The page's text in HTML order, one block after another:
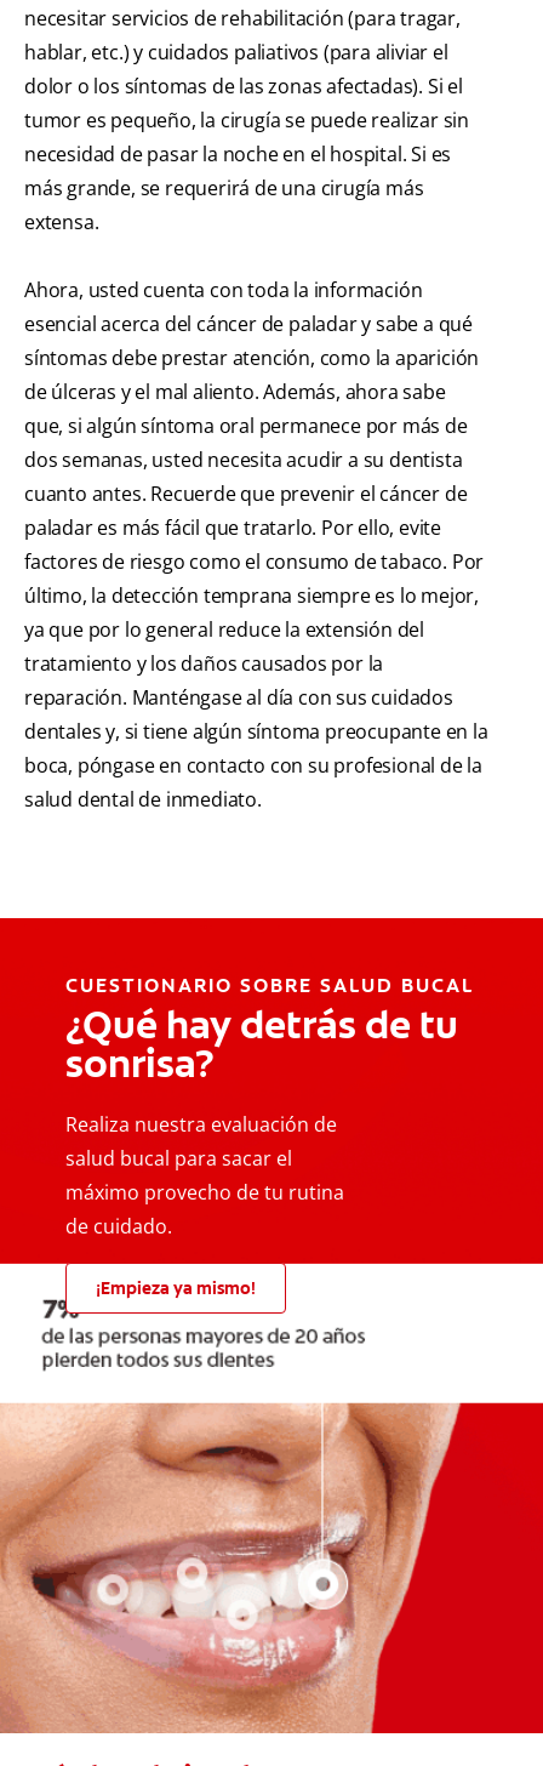
necesitar servicios de rehabilitación (para tragar,
hablar, etc.) y cuidados paliativos (para aliviar el
dolor o los síntomas de las zonas afectadas). Si el
tumor es pequeño, la cirugía se puede realizar sin
necesidad de pasar la noche en el hospital. Si es
más grande, se requerirá de una cirugía más
extensa.
Ahora, usted cuenta con toda la información
esencial acerca del cáncer de paladar y sabe a qué
síntomas debe prestar atención, como la aparición
de úlceras y el mal aliento. Además, ahora sabe
que, si algún síntoma oral permanece por más de
dos semanas, usted necesita acudir a su dentista
cuanto antes. Recuerde que prevenir el cáncer de
paladar es más fácil que tratarlo. Por ello, evite
factores de riesgo como el consumo de tabaco. Por
último, la detección temprana siempre es lo mejor,
ya que por lo general reduce la extensión del
tratamiento y los daños causados por la
reparación. Manténgase al día con sus cuidados
dentales y, si tiene algún síntoma preocupante en la
boca, póngase en contacto con su profesional de la
salud dental de inmediato.
CUESTIONARIO SOBRE SALUD BUCAL
¿Qué hay detrás de tu
sonrisa?
Realiza nuestra evaluación de
salud bucal para sacar el
máximo provecho de tu rutina
de cuidado.
¡Empieza ya mismo!